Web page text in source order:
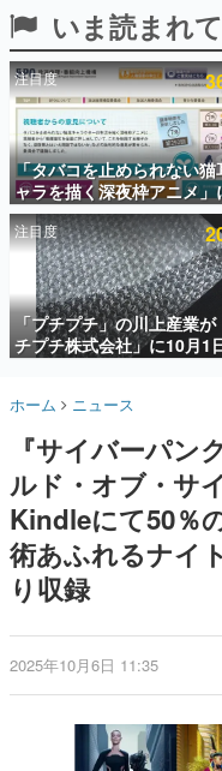
殿堂入り記
SNS拡散数が
ど。多くの人
事をまとめま
ゲームの
名作ゲーム
聞きし、ヒ
きます。
赫本
この物語を
の形をした短
新世代に
これからの
の姿を追い
ゲームに多大
日本のコン
画です。
日本モバ
日本のモバ
ルを網羅す
解説を掲載。
一先生によ
なんでゲ
具体的な形か
です。
いま読まれ
注目度
「タバコを止められない猫
ャラを描く深夜枠アニメ」
聴者の一部から批判意見。
薬物の使用と思わしき描写
めて、BPOが議論を交わす
注目度
「プチプチ」の川上産業が
チプチ株式会社」に10月1
り社名変更へ。創業58年
なじみの緩衝材が会社の名
ホーム ニュース
『サイバーパン
ルド・オブ・サ
Kindleにて50％
術あふれるナイ
り収録
2025年10月6日 11:35